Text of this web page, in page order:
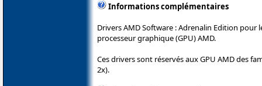
Informations complémentaires
Drivers AMD Software : Adrenalin Edition pour
processeur graphique (GPU) AMD.
Ces drivers sont réservés aux GPU AMD des
2x).